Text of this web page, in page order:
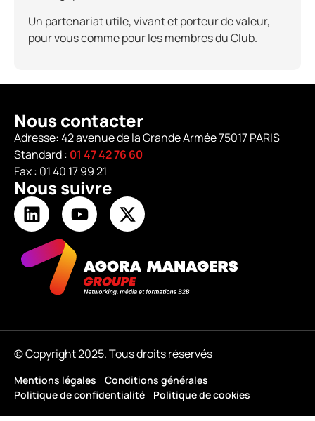
Un partenariat utile, vivant et porteur de valeur,
pour vous comme pour les membres du Club.
Nous contacter
Adresse: 42 avenue de la Grande Armée 75017 PARIS
Standard : 01 47 42 76 60
Fax : 01 40 17 99 21
Nous suivre
© Copyright 2025. Tous droits réservés
Mentions légales
Conditions générales
Politique de confidentialité
Politique de cookies